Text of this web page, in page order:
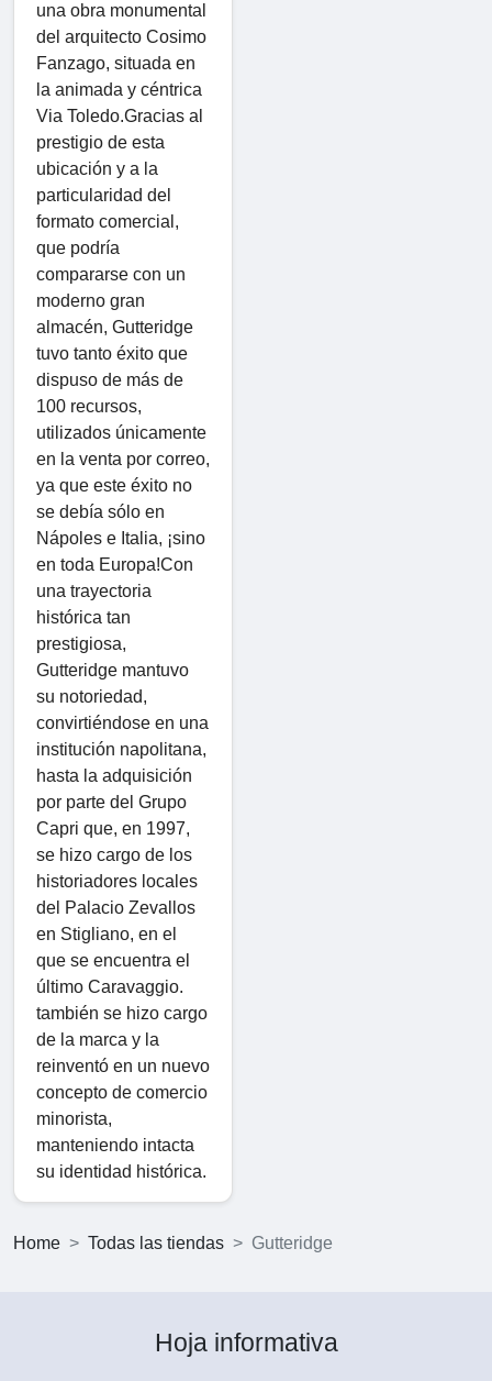
una obra monumental
del arquitecto Cosimo
Fanzago, situada en
la animada y céntrica
Via Toledo.Gracias al
prestigio de esta
ubicación y a la
particularidad del
formato comercial,
que podría
compararse con un
moderno gran
almacén, Gutteridge
tuvo tanto éxito que
dispuso de más de
100 recursos,
utilizados únicamente
en la venta por correo,
ya que este éxito no
se debía sólo en
Nápoles e Italia, ¡sino
en toda Europa!Con
una trayectoria
histórica tan
prestigiosa,
Gutteridge mantuvo
su notoriedad,
convirtiéndose en una
institución napolitana,
hasta la adquisición
por parte del Grupo
Capri que, en 1997,
se hizo cargo de los
historiadores locales
del Palacio Zevallos
en Stigliano, en el
que se encuentra el
último Caravaggio.
también se hizo cargo
de la marca y la
reinventó en un nuevo
concepto de comercio
minorista,
manteniendo intacta
su identidad histórica.
Home Todas las tiendas Gutteridge
Hoja informativa